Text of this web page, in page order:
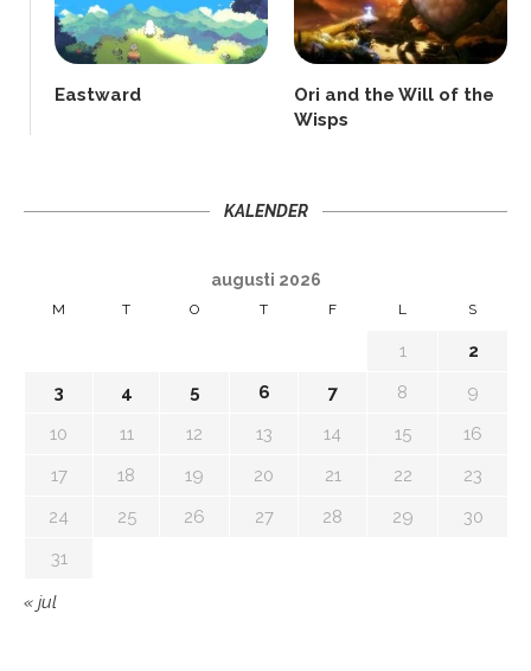
Eastward
Ori and the Will of the
Wisps
KALENDER
augusti 2026
M T O T F L S
1
2
3
4 5 6 7 8
9
10
11 12 13 14 15
16
17
18 19 20 21 22
23
24
25 26 27 28 29
30
31
« jul